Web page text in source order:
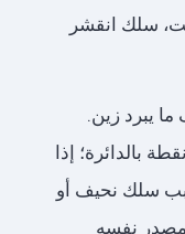
سلك انقشر
يبرد زين.
بالدائرة؛ إذا
سلك نحيف أو
نفسه